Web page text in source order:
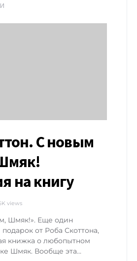
С новым
на книгу
views
Шмяк!». Еще один
от Роба Скоттона,
книжка о любопытном
Шмяк. Вообще эта…